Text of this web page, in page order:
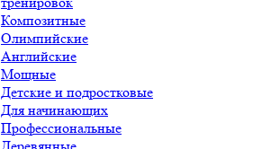
Композитные
Олимпийские
Английские
Мощные
Детские и подростковые
Для начинающих
Профессиональные